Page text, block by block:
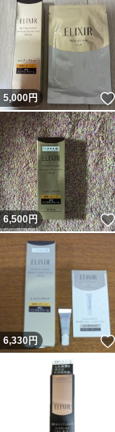
5,000円
6,500円
6,330円